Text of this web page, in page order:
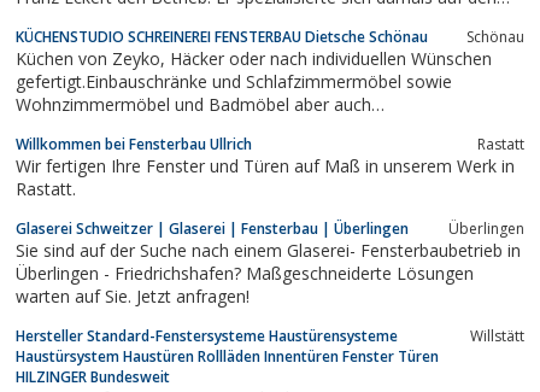
Schwiegersohn, Engelbert Gässler, die Firma. Seit 1996 leiten
Sohn Dieter Gässler den...
KÜCHENSTUDIO SCHREINEREI FENSTERBAU Dietsche Schönau Schönau
Küchen von Zeyko, Häcker oder nach individuellen Wünschen
gefertigt.Einbauschränke und Schlafzimmermöbel sowie
Wohnzimmermöbel und Badmöbel aber auch
Willkommen bei Fensterbau Ullrich Rastatt
Wir fertigen Ihre Fenster und Türen auf Maß in unserem Werk in
Rastatt.
Glaserei Schweitzer | Glaserei | Fensterbau | Überlingen Überlingen
Sie sind auf der Suche nach einem Glaserei- Fensterbaubetrieb in
Überlingen - Friedrichshafen? Maßgeschneiderte Lösungen
warten auf Sie. Jetzt anfragen!
Hersteller Standard-Fenstersysteme Haustürensysteme
Haustürsystem Haustüren Rollläden Innentüren Fenster Türen
HILZINGER Bundesweit
Willstätt